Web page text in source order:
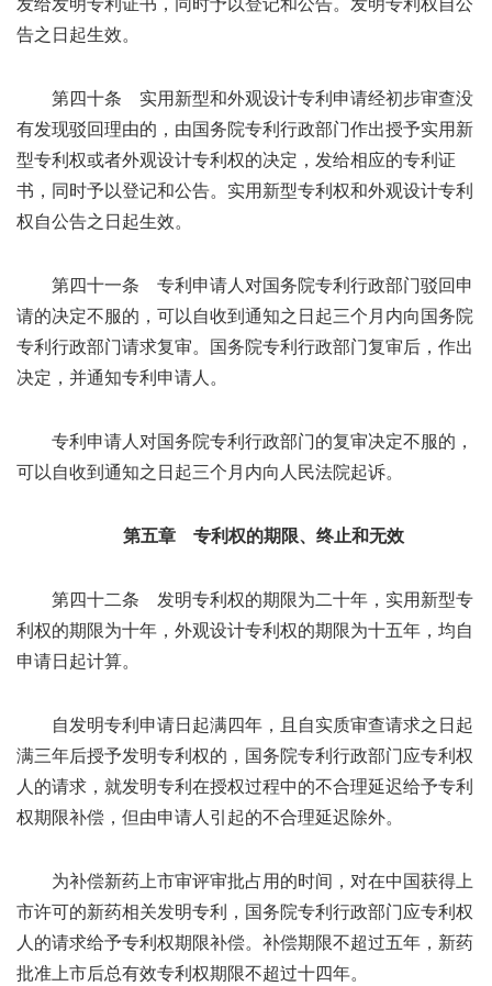
发给发明专利证书，同时予以登记和公告。发明专利权自公
告之日起生效。
第四十条 实用新型和外观设计专利申请经初步审查没
有发现驳回理由的，由国务院专利行政部门作出授予实用新
型专利权或者外观设计专利权的决定，发给相应的专利证
书，同时予以登记和公告。实用新型专利权和外观设计专利
权自公告之日起生效。
第四十一条 专利申请人对国务院专利行政部门驳回申
请的决定不服的，可以自收到通知之日起三个月内向国务院
专利行政部门请求复审。国务院专利行政部门复审后，作出
决定，并通知专利申请人。
专利申请人对国务院专利行政部门的复审决定不服的，
可以自收到通知之日起三个月内向人民法院起诉。
第五章 专利权的期限、终止和无效
第四十二条 发明专利权的期限为二十年，实用新型专
利权的期限为十年，外观设计专利权的期限为十五年，均自
申请日起计算。
自发明专利申请日起满四年，且自实质审查请求之日起
满三年后授予发明专利权的，国务院专利行政部门应专利权
人的请求，就发明专利在授权过程中的不合理延迟给予专利
权期限补偿，但由申请人引起的不合理延迟除外。
为补偿新药上市审评审批占用的时间，对在中国获得上
市许可的新药相关发明专利，国务院专利行政部门应专利权
人的请求给予专利权期限补偿。补偿期限不超过五年，新药
批准上市后总有效专利权期限不超过十四年。